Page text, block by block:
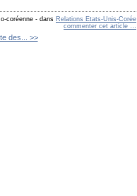
coréenne - dans Relations Etats-Unis-Corée
commenter cet article …
des... >>